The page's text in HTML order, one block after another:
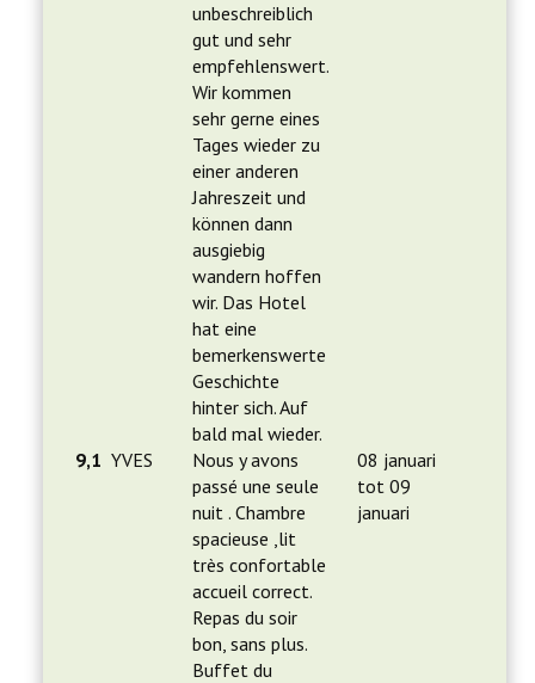
unbeschreiblich
gut und sehr
empfehlenswert.
Wir kommen
sehr gerne eines
Tages wieder zu
einer anderen
Jahreszeit und
können dann
ausgiebig
wandern hoffen
wir. Das Hotel
hat eine
bemerkenswerte
Geschichte
hinter sich. Auf
bald mal wieder.
9,1 YVES
Nous y avons
passé une seule
nuit . Chambre
spacieuse ,lit
très confortable
accueil correct.
Repas du soir
bon, sans plus.
Buffet du
08 januari
tot 09
januari